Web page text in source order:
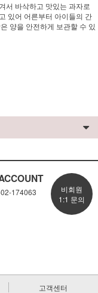
서 바삭하고 맛있는 과자로
있어 어른부터 아이들의 간
양을 안전하게 보관할 수 있
174063
비회원
1:1 문의
고객센터